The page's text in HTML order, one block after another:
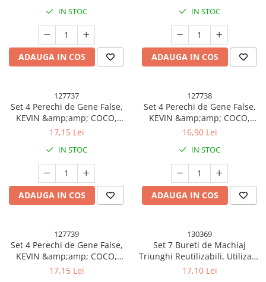
Uscatoare si Standere Haine
Articole pentru Gradina si Bricolaj
Articole pentru Iluminat
Lampi de veghe
Articole si, Echipamente pentru
Transport şi Ridicat
Pelerine, Umbrele si Accesorii
Videoproiectoare
Accesorii Auto
Accesorii Auto
Suporti auto
Accesorii biciclete
Ochelari de Protecţie
IN STOC
ADAUGA IN COS
IN STOC
ADAUGA IN COS
127737
Set 4 Perechi de Gene False,
KEVIN &amp;amp; COCO,
Marimea 3
17,15 Lei
IN STOC
ADAUGA IN COS
127738
Set 4 Perechi de Gene False,
KEVIN &amp;amp; COCO,
Marimea 4
16,90 Lei
IN STOC
ADAUGA IN COS
127739
Set 4 Perechi de Gene False,
KEVIN &amp;amp; COCO,
Marimea 5
17,15 Lei
130369
Set 7 Bureti de Machiaj
Triunghi Reutilizabili, Utilizare
Umeda sau Uscata, 5.5 x 5.5 x
17,10 Lei